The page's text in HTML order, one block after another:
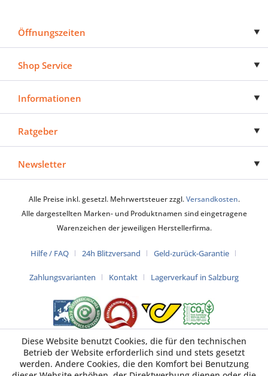
Öffnungszeiten
Shop Service
Informationen
Ratgeber
Newsletter
Alle Preise inkl. gesetzl. Mehrwertsteuer zzgl.Versandkosten.
Alle dargestellten Marken- und Produktnamen sind eingetragene
Warenzeichen der jeweiligen Herstellerfirma.
Hilfe / FAQ 24h Blitzversand Geld-zurück-Garantie
Zahlungsvarianten Kontakt Lagerverkauf in Salzburg
Diese Website benutzt Cookies, die für den technischen
Betrieb der Website erforderlich sind und stets gesetzt
werden. Andere Cookies, die den Komfort bei Benutzung